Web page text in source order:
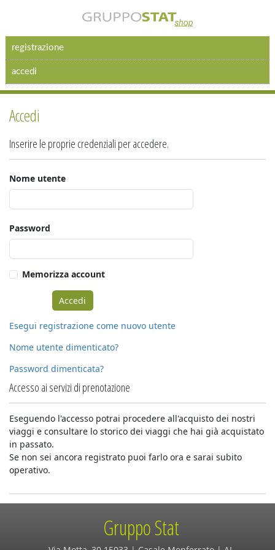
registrazione
accedi
Accedi
Inserire le proprie credenziali per accedere.
Nome utente
Password
Memorizza account
Esegui registrazione come nuovo utente
Nome utente dimenticato?
Password dimenticata?
Accesso ai servizi di prenotazione
Eseguendo l'accesso potrai procedere all'acquisto dei nostri
viaggi e consultare lo storico dei viaggi che hai già acquistato
in passato.
Se non sei ancora registrato puoi farlo ora e sarai subito
operativo.
Gruppo Stat